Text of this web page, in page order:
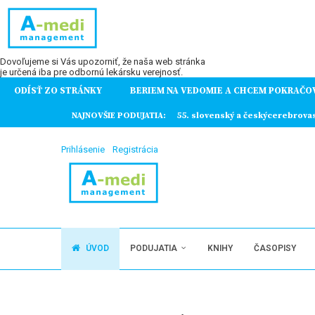
Dovoľujeme si Vás upozorniť, že naša web stránka
je určená iba pre odbornú lekársku verejnosť.
ODÍSŤ ZO STRÁNKY BERIEM NA VEDOMIE A CHCEM
NAJNOVŠIE PODUJATIA: 55. slovenský a
Prihlásenie Registrácia
ÚVOD PODUJATIA KNIHY ČASOPISY